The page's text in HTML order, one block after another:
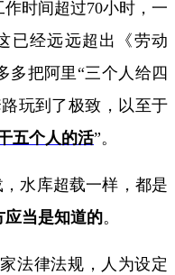
作时间超过70小时，一
已经远远超出《劳动
多把阿里“三个人给四
玩到了极致，以至于
五个人的活”。
水库超载一样，都是
应当是知道的。
法律法规，人为设定